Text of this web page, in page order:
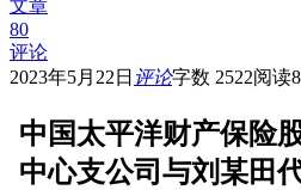
文章
80
评论
2023年5月22日 评论字数 2522阅读
中国太平洋财产保险
中心支公司与刘某田